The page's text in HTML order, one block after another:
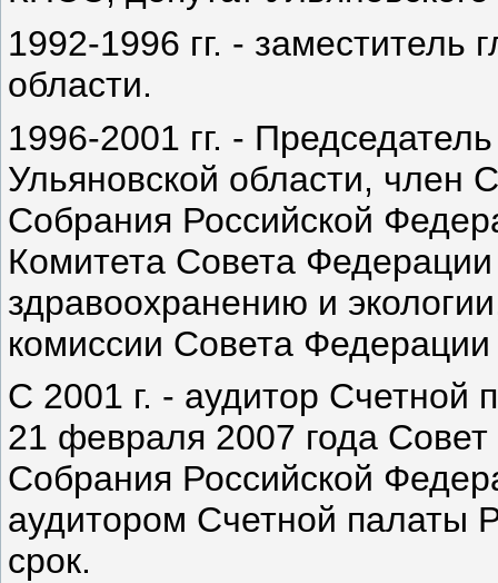
1992-1996 гг. - заместитель
области.
1996-2001 гг. -
Ульяновской области, член
Собрания Российской
Комитета Совета
здравоохранению и
комиссии Совета
С 2001 г. - аудитор Счетной
21 февраля 2007 года
Собрания Российской
аудитором Счетной палаты
срок.